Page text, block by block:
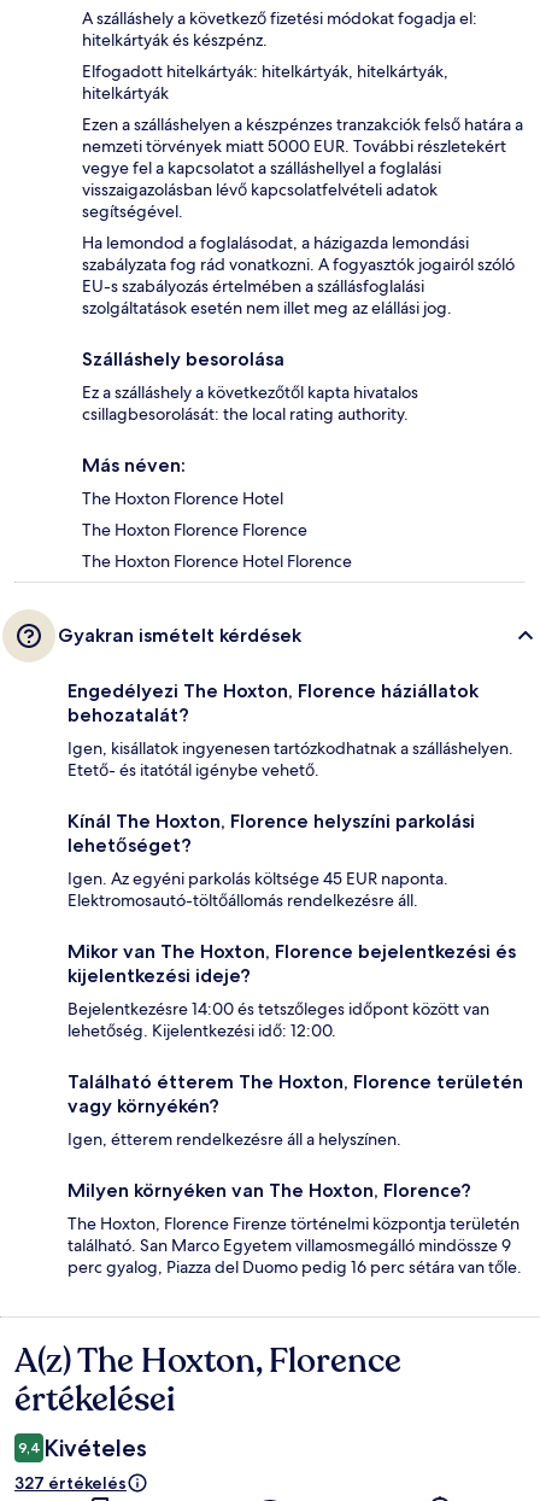
A szálláshely a következő fizetési módokat fogadja el:
hitelkártyák és készpénz.
Elfogadott hitelkártyák: hitelkártyák, hitelkártyák,
hitelkártyák
Ezen a szálláshelyen a készpénzes tranzakciók felső határa a
nemzeti törvények miatt 5000 EUR. További részletekért
vegye fel a kapcsolatot a szálláshellyel a foglalási
visszaigazolásban lévő kapcsolatfelvételi adatok
segítségével.
Ha lemondod a foglalásodat, a házigazda lemondási
szabályzata fog rád vonatkozni. A fogyasztók jogairól szóló
EU-s szabályozás értelmében a szállásfoglalási
szolgáltatások esetén nem illet meg az elállási jog.
Szálláshely besorolása
Ez a szálláshely a következőtől kapta hivatalos
csillagbesorolását: the local rating authority.
Más néven:
The Hoxton Florence Hotel
The Hoxton Florence Florence
The Hoxton Florence Hotel Florence
Gyakran ismételt kérdések
Engedélyezi The Hoxton, Florence háziállatok
behozatalát?
Igen, kisállatok ingyenesen tartózkodhatnak a szálláshelyen.
Etető- és itatótál igénybe vehető.
Kínál The Hoxton, Florence helyszíni parkolási
lehetőséget?
Igen. Az egyéni parkolás költsége 45 EUR naponta.
Elektromosautó-töltőállomás rendelkezésre áll.
Mikor van The Hoxton, Florence bejelentkezési és
kijelentkezési ideje?
Bejelentkezésre 14:00 és tetszőleges időpont között van
lehetőség. Kijelentkezési idő: 12:00.
Található étterem The Hoxton, Florence területén
vagy környékén?
Igen, étterem rendelkezésre áll a helyszínen.
Milyen környéken van The Hoxton, Florence?
The Hoxton, Florence Firenze történelmi központja területén
található. San Marco Egyetem villamosmegálló mindössze 9
perc gyalog, Piazza del Duomo pedig 16 perc sétára van tőle.
Értékelések
A(z) The Hoxton, Florence
értékelései
9,4 Kivételes
327 értékelés